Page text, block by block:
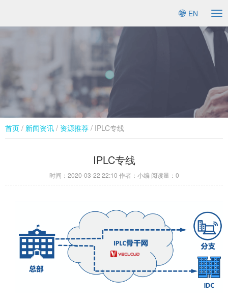
EN
首页 / 新闻资讯 / 资源推荐 / IPLC专线
IPLC专线
时间： 2020-03-22 22:10 作者：小编 阅读量： 0